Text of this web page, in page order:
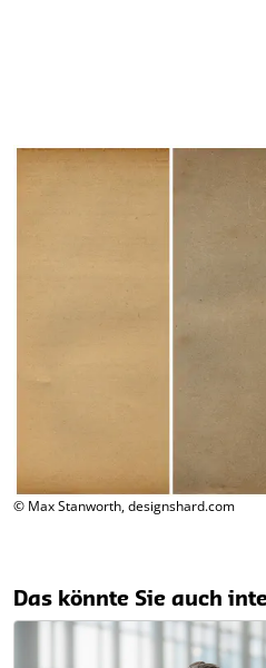
© Max Stanworth, designshard.com
Das könnte Sie auch